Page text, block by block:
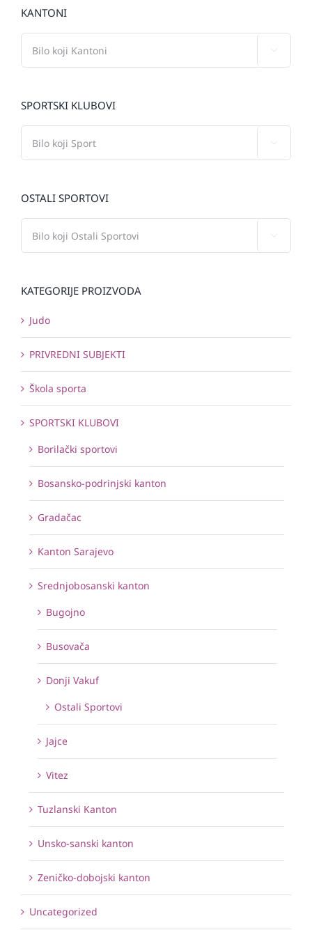
KANTONI
SPORTSKI KLUBOVI
OSTALI SPORTOVI
KATEGORIJE PROIZVODA
Judo
PRIVREDNI SUBJEKTI
Škola sporta
SPORTSKI KLUBOVI
Borilački sportovi
Bosansko-podrinjski kanton
Gradačac
Kanton Sarajevo
Srednjobosanski kanton
Bugojno
Busovača
Donji Vakuf
Ostali Sportovi
Jajce
Vitez
Tuzlanski Kanton
Unsko-sanski kanton
Zeničko-dobojski kanton
Uncategorized